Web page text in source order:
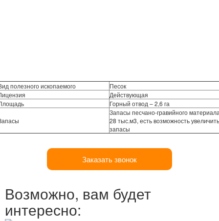
полезного ископаемого
Песок
Действующая
Горный отвод – 2,6 га
Запасы песчано-гравийного
28 тыс.м3, есть возможность увеличить
запасы
Заказать звонок
Возможно, вам будет
интересно: